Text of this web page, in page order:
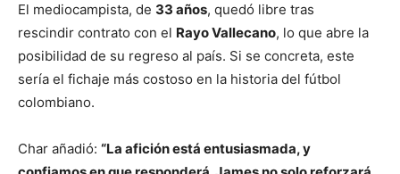
El mediocampista, de 33 años, quedó libre tras
rescindir contrato con el Rayo Vallecano, lo que abre la
posibilidad de su regreso al país. Si se concreta, este
sería el fichaje más costoso en la historia del fútbol
colombiano.
Char añadió: “La afición está entusiasmada, y